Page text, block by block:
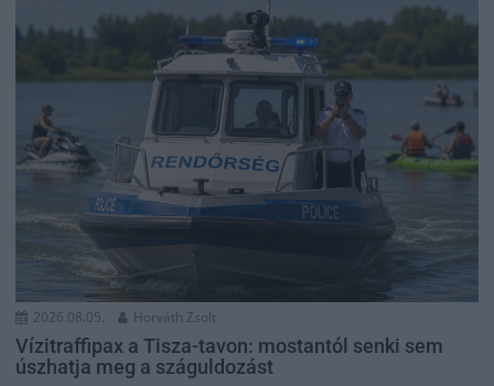
2026.08.05. Horváth Zsolt
Vízitraffipax a Tisza-tavon: mostantól senki sem
úszhatja meg a száguldozást